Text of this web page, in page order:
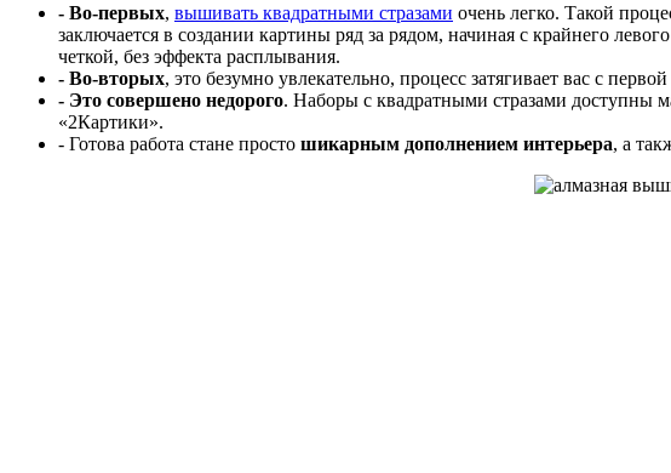
- Во-первых, вышивать квадратными стразами очень легко. Такой
заключается в создании картины ряд за рядом, начиная с крайнего
четкой, без эффекта расплывания.
- Во-вторых, это безумно увлекательно, процесс затягивает вас с
- Это совершено недорого. Наборы с квадратными стразами доступны
«2Картики».
- Готова работа стане просто шикарным дополнением интерьера, а